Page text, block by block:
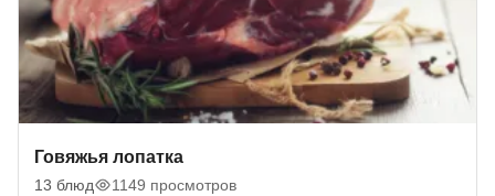
Говяжья лопатка
13 блюд 1149 просмотров